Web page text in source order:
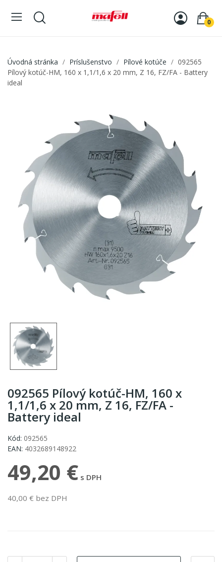
0
Úvodná stránka Príslušenstvo Pílové kotúče
092565
Pílový kotúč-HM, 160 x 1,1/1,6 x 20 mm, Z 16, FZ/FA - Battery
ideal
092565 Pílový kotúč-HM, 160 x
1,1/1,6 x 20 mm, Z 16, FZ/FA -
Battery ideal
Kód: 092565
EAN: 4032689148922
49,20 € s DPH
40,00 € bez DPH